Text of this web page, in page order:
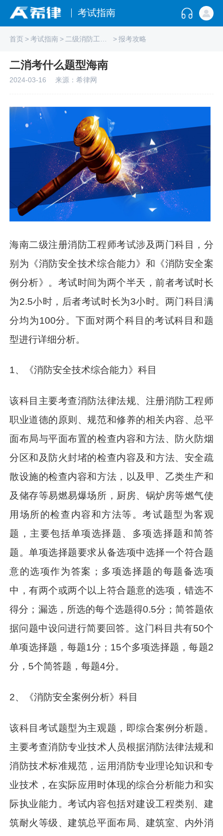
考试指南
首页>考试指南> > 报考攻略
二消考什么题型海南
2024-03-16 来源：希律网
海南二级注册消防工程师考试涉及两门科目，分
别为《消防安全技术综合能力》和《消防安全案
例分析》。考试时间为两个半天，前者考试时长
为2.5小时，后者考试时长为3小时。两门科目满
分均为100分。下面对两个科目的考试科目和题
型进行详细分析。
1、《消防安全技术综合能力》科目
该科目主要考查消防法律法规、注册消防工程师
职业道德的原则、规范和修养的相关内容、总平
面布局与平面布置的检查内容和方法、防火防烟
分区和及防火封堵的检查内容及和方法、安全疏
散设施的检查内容和方法，以及甲、乙类生产和
及储存等易燃易爆场所，厨房、锅炉房等燃气使
用场所的检查内容和方法等。考试题型为客观
题，主要包括单项选择题、多项选择题和简答
题。单项选择题要求从备选项中选择一个符合题
意的选项作为答案；多项选择题的每题备选项
中，有两个或两个以上符合题意的选项，错选不
得分；漏选，所选的每个选题得0.5分；简答题依
据问题中设问进行简要回答。这门科目共有50个
单项选择题，每题1分；15个多项选择题，每题2
分，5个简答题，每题4分。
2、《消防安全案例分析》科目
该科目考试题型为主观题，即综合案例分析题。
主要考查消防专业技术人员根据消防法律法规和
消防技术标准规范，运用消防专业理论知识和专
业技术，在实际应用时体现的综合分析能力和实
际执业能力。考试内容包括对建设工程类别、建
筑耐火等级、建筑总平面布局、建筑室、内外消